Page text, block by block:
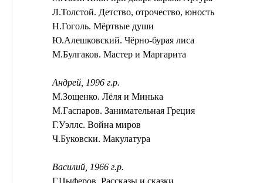
Л.Толстой. Детство, отрочество, юность
Н.Гоголь. Мёртвые души
Ю.Алешковский. Чёрно-бурая лиса
М.Булгаков. Мастер и Маргарита
Андрей, 1996 г.р.
М.Зощенко. Лёля и Минька
М.Гаспаров. Занимательная Греция
Г.Уэллс. Война миров
Ч.Буковски. Макулатура
Василий, 1966 г.р.
Г.Цыферов. Рассказы и сказки